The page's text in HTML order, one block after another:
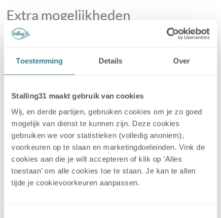
Toestemming Details Over
Stalling31 maakt gebruik van cookies
Wij, en derde partijen, gebruiken cookies om je zo goed
mogelijk van dienst te kunnen zijn. Deze cookies
gebruiken we voor statistieken (volledig anoniem),
voorkeuren op te slaan en marketingdoeleinden. Vink de
cookies aan die je wilt accepteren of klik op ‘Alles
toestaan’ om alle cookies toe te staan. Je kan te allen
tijde je cookievoorkeuren aanpassen.
Extra mogelijkheden
Verschillende locaties bieden extra services aan die het
van je caravan of camper voordat je op vakantie gaat.
Of het controleren van de bandenspanning, want na
Sommige beheerders hebben zelfs een pomp
beschikbaar om de luchtdruk bij te stellen.
Heb je hulp nodig bij het transport van je caravan naar
je vakantiebestemming? Ook dat is bij sommige locaties
mogelijk. De beheerder kan je object voor je brengen,
zodat jij gewoon met de auto kunt rijden. Dat is vooral
handig bij langere afstanden of als je niet gewend bent
om met een caravan te rijden. Check op de locatiepagina